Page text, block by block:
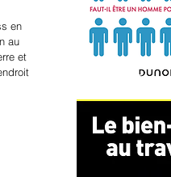
en
au
et